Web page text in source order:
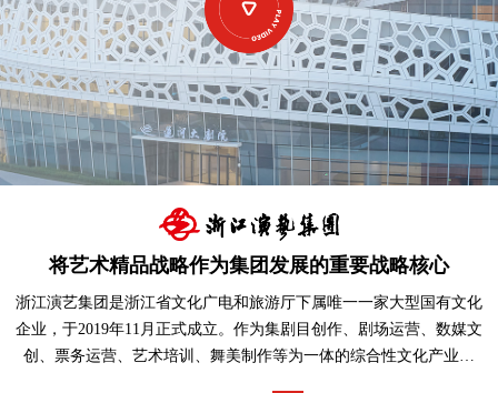
将艺术精品战略作为集团发展的重要战略核心
浙江演艺集团是浙江省文化广电和旅游厅下属唯一一家大型国有文化
企业，于2019年11月正式成立。作为集剧目创作、剧场运营、数媒文
创、票务运营、艺术培训、舞美制作等为一体的综合性文化产业集